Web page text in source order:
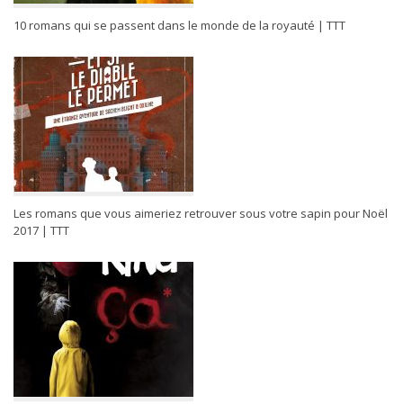
10 romans qui se passent dans le monde de la royauté | TTT
Les romans que vous aimeriez retrouver sous votre sapin pour Noël
2017 | TTT